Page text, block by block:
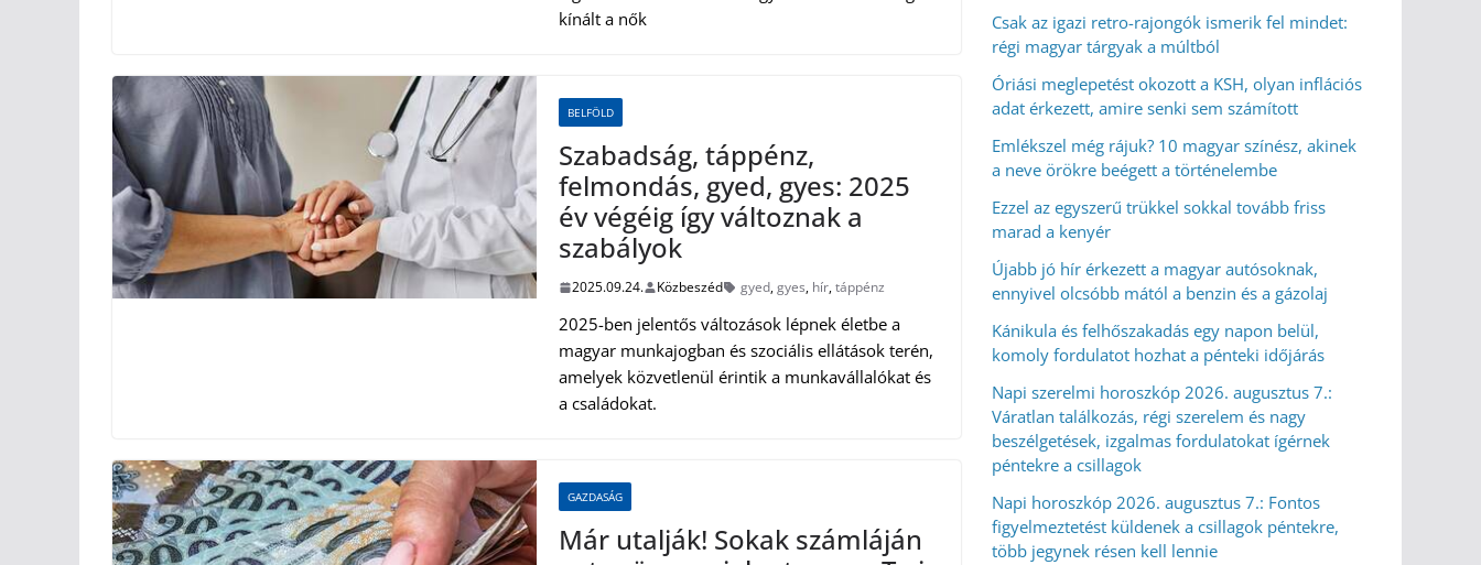
kínált a nők
BELFÖLD
Szabadság, táppénz,
felmondás, gyed, gyes: 2025
év végéig így változnak a
szabályok
2025.09.24. Közbeszéd gyed,gyes, hír,táppénz
2025-ben jelentős változások lépnek életbe a
magyar munkajogban és szociális ellátások terén,
amelyek közvetlenül érintik a munkavállalókat és
a családokat.
GAZDASÁG
Már utalják! Sokak számláján
Csak az igazi retro-rajongók ismerik fel mindet:
régi magyar tárgyak a múltból
Óriási meglepetést okozott a KSH, olyan inflációs
adat érkezett, amire senki sem számított
Emlékszel még rájuk? 10 magyar színész, akinek
a neve örökre beégett a történelembe
Ezzel az egyszerű trükkel sokkal tovább friss
marad a kenyér
Újabb jó hír érkezett a magyar autósoknak,
ennyivel olcsóbb mától a benzin és a gázolaj
Kánikula és felhőszakadás egy napon belül,
komoly fordulatot hozhat a pénteki időjárás
Napi szerelmi horoszkóp 2026. augusztus 7.:
Váratlan találkozás, régi szerelem és nagy
beszélgetések, izgalmas fordulatokat ígérnek
péntekre a csillagok
Napi horoszkóp 2026. augusztus 7.: Fontos
figyelmeztetést küldenek a csillagok péntekre,
több jegynek résen kell lennie